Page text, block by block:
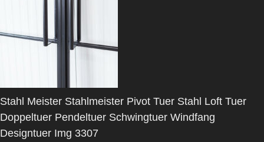
Stahl Meister Stahlmeister Pivot Tuer Stahl Loft Tuer
Doppeltuer Pendeltuer Schwingtuer Windfang
Designtuer Img 3307